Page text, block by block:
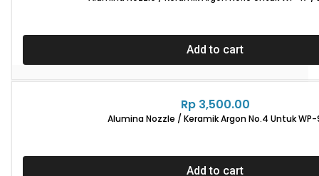
Add to cart
Rp3,500.00
Alumina Nozzle / Keramik Argon No.4 Untuk
Add to cart